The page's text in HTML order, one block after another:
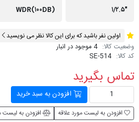
WDR(۱۰۰DB)
نفر باشید که برای این کالا نظر می نویسید
4 موجود در انبار
SE-514
افزودن به سبد خرید
به لیست مورد علاقه افزودن به لیست مقایسه